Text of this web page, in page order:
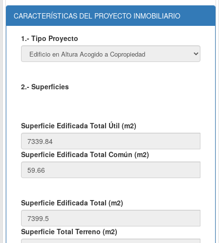
CARACTERÍSTICAS DEL PROYECTO INMOBILIARIO
1.- Tipo Proyecto
2.- Superficies
Superficie Edificada Total Útil (m2)
Superficie Edificada Total Común (m2)
Superficie Edificada Total (m2)
Superficie Total Terreno (m2)